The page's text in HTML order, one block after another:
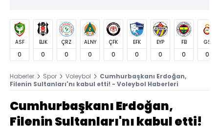
ASF
0
BJK
0
ÇRZ
0
ALNY
0
ÇFK
0
EFK
0
EYP
0
FB
0
GS
0
Haberler Spor Voleybol
Cumhurbaşkanı Erdoğan,
Filenin Sultanları'nı kabul etti! - Voleybol Haberleri
Cumhurbaşkanı Erdoğan,
Filenin Sultanları'nı kabul etti!